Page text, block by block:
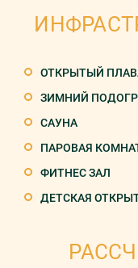
ОТКРЫТЫЙ
ЗИМНИЙ
САУНА
ПАРОВАЯ
ФИТНЕС ЗАЛ
ДЕТСКАЯ